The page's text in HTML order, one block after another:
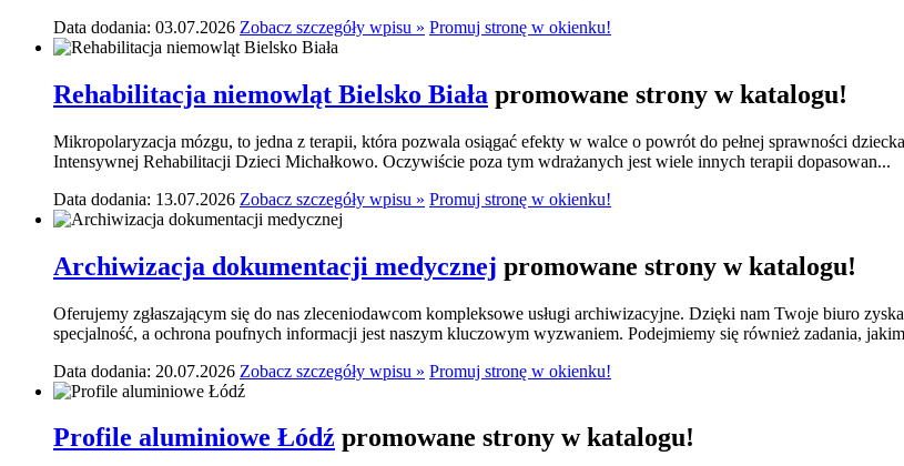
Data dodania: 03.07.2026 Zobacz szczegóły wpisu » Promuj stronę w okienku!
Rehabilitacja niemowląt Bielsko Biała promowane strony w katalogu!
Mikropolaryzacja mózgu, to jedna z terapii, która pozwala osiągać efekty w walce o powrót do pełnej sprawności
Intensywnej Rehabilitacji Dzieci Michałkowo. Oczywiście poza tym wdrażanych jest wiele innych terapii dopasowan...
Data dodania: 13.07.2026 Zobacz szczegóły wpisu » Promuj stronę w okienku!
Archiwizacja dokumentacji medycznej promowane strony w katalogu!
Oferujemy zgłaszającym się do nas zleceniodawcom kompleksowe usługi archiwizacyjne. Dzięki nam Twoje biuro
specjalność, a ochrona poufnych informacji jest naszym kluczowym wyzwaniem. Podejmiemy się również zadania,
Data dodania: 20.07.2026 Zobacz szczegóły wpisu » Promuj stronę w okienku!
Profile aluminiowe Łódź promowane strony w katalogu!